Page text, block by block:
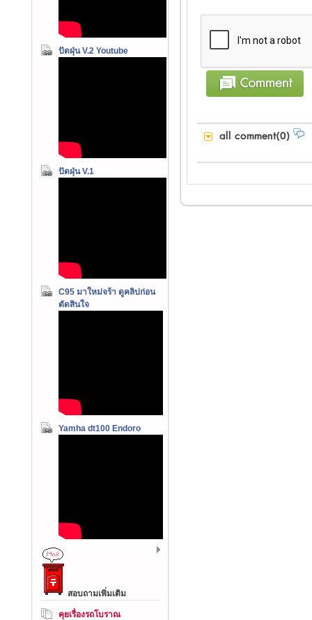
ปัดฝุ่น V.2 Youtube
ปัดฝุ่น V.1
C95 มาใหม่จร้า ดูคลิปก่อน
ตัดสินใจ
Yamha dt100 Endoro
สอบถามเพิ่มเติม
คุยเรื่องรถโบราณ
all comment(0)